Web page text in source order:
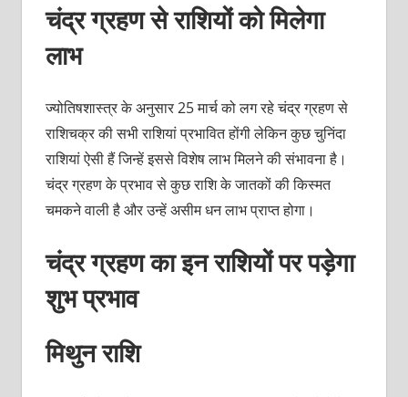
चंद्र ग्रहण से राशियों को मिलेगा
लाभ
ज्‍योतिषशास्‍त्र के अनुसार 25 मार्च को लग रहे चंद्र ग्रहण से
राशिचक्र की सभी राशियां प्रभावित होंगी लेकिन कुछ चुनिंदा
राशियां ऐसी हैं जिन्‍हें इससे विशेष लाभ मिलने की संभावना है।
चंद्र ग्रहण के प्रभाव से कुछ राशि के जातकों की किस्‍मत
चमकने वाली है और उन्हें असीम धन लाभ प्राप्‍त होगा।
चंद्र ग्रहण का इन राशियों पर पड़ेगा
शुभ प्रभाव
मिथुन राशि